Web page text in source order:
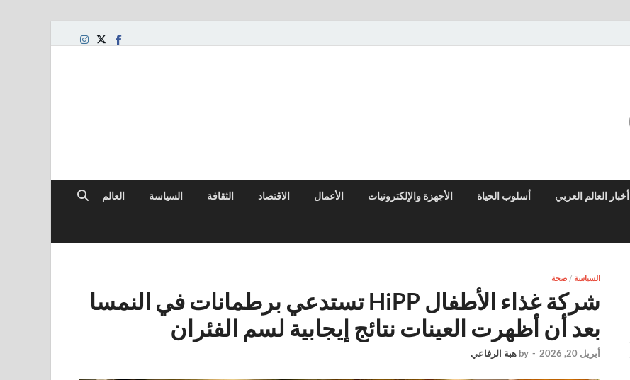
أخبار العالم العربي أسلوب الحياة الأجهزة والإلكترونيات الأعمال الاقتصاد الثقافة السياسة العالم
السياسة / صحة
شركة غذاء الأطفال HiPP تستدعي برطمانات في النمسا
بعد أن أظهرت العينات نتائج إيجابية لسم الفئران
أبريل 20, 2026 -
by هبة الرفاعي